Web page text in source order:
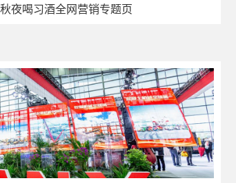
夜喝习酒全网营销专题页